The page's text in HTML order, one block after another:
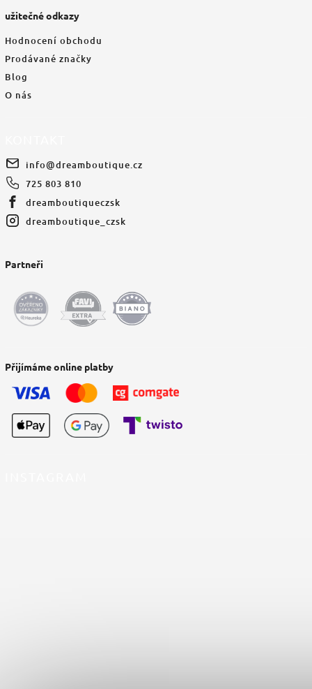
užitečné odkazy
Hodnocení obchodu
Prodávané značky
Blog
O nás
info@dreamboutique.cz
725 803 810
dreamboutiqueczsk
dreamboutique_czsk
Partneři
Přijímáme online platby